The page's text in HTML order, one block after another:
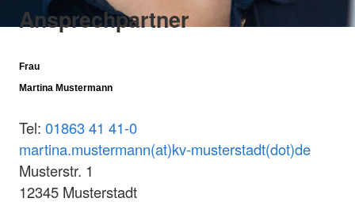
Ansprechpartner
Frau
Martina Mustermann
Tel: 01863 41 41-0
martina.mustermann(at)kv-musterstadt(dot)de
Musterstr. 1
12345 Musterstadt